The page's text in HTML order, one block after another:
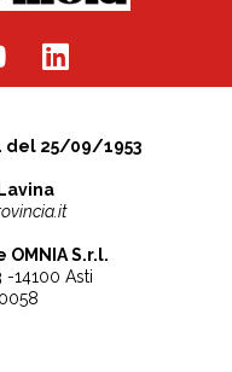
del 25/09/1953
OMNIA S.r.l.
14100 Asti